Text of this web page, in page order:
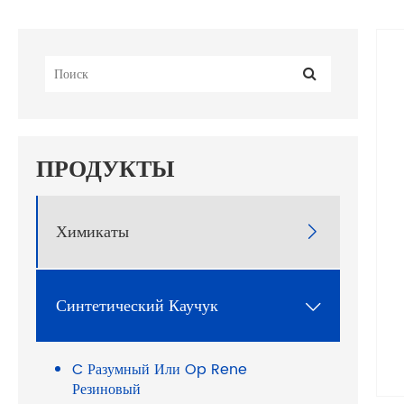
ПРОДУКТЫ
Химикаты 
Синтетический Каучук 
C Разумный Или Op Rene
Резиновый